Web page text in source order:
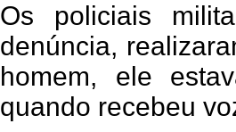
Os policiais
denúncia,
homem, ele
quando recebeu